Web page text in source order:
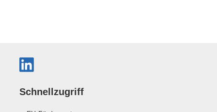
Schnellzugriff